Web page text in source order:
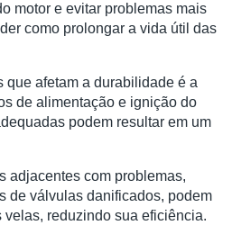
motor e evitar problemas mais
como prolongar a vida útil das
que afetam a durabilidade é a
de alimentação e ignição do
podem resultar em um
adjacentes com problemas,
de válvulas danificados, podem
velas, reduzindo sua eficiência.